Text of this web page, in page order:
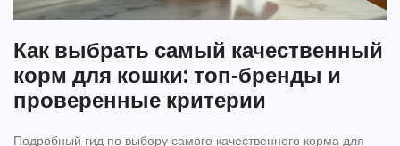
Как выбрать самый качественный
корм для кошки: топ‑бренды и
проверенные критерии
Подробный гид по выбору самого качественного корма для